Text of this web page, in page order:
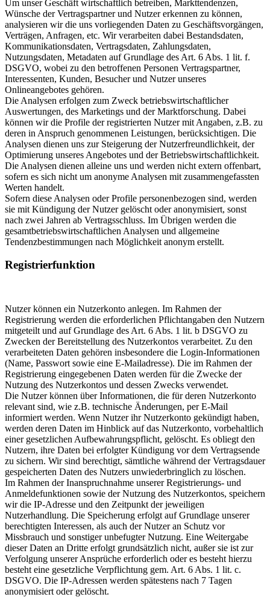
Um unser Geschäft wirtschaftlich betreiben, Markttendenzen,
Wünsche der Vertragspartner und Nutzer erkennen zu können,
analysieren wir die uns vorliegenden Daten zu Geschäftsvorgängen,
Verträgen, Anfragen, etc. Wir verarbeiten dabei Bestandsdaten,
Kommunikationsdaten, Vertragsdaten, Zahlungsdaten,
Nutzungsdaten, Metadaten auf Grundlage des Art. 6 Abs. 1 lit. f.
DSGVO, wobei zu den betroffenen Personen Vertragspartner,
Interessenten, Kunden, Besucher und Nutzer unseres
Onlineangebotes gehören.
Die Analysen erfolgen zum Zweck betriebswirtschaftlicher
Auswertungen, des Marketings und der Marktforschung. Dabei
können wir die Profile der registrierten Nutzer mit Angaben, z.B. zu
deren in Anspruch genommenen Leistungen, berücksichtigen. Die
Analysen dienen uns zur Steigerung der Nutzerfreundlichkeit, der
Optimierung unseres Angebotes und der Betriebswirtschaftlichkeit.
Die Analysen dienen alleine uns und werden nicht extern offenbart,
sofern es sich nicht um anonyme Analysen mit zusammengefassten
Werten handelt.
Sofern diese Analysen oder Profile personenbezogen sind, werden
sie mit Kündigung der Nutzer gelöscht oder anonymisiert, sonst
nach zwei Jahren ab Vertragsschluss. Im Übrigen werden die
gesamtbetriebswirtschaftlichen Analysen und allgemeine
Tendenzbestimmungen nach Möglichkeit anonym erstellt.
Registrierfunktion
Nutzer können ein Nutzerkonto anlegen. Im Rahmen der
Registrierung werden die erforderlichen Pflichtangaben den Nutzern
mitgeteilt und auf Grundlage des Art. 6 Abs. 1 lit. b DSGVO zu
Zwecken der Bereitstellung des Nutzerkontos verarbeitet. Zu den
verarbeiteten Daten gehören insbesondere die Login-Informationen
(Name, Passwort sowie eine E-Mailadresse). Die im Rahmen der
Registrierung eingegebenen Daten werden für die Zwecke der
Nutzung des Nutzerkontos und dessen Zwecks verwendet.
Die Nutzer können über Informationen, die für deren Nutzerkonto
relevant sind, wie z.B. technische Änderungen, per E-Mail
informiert werden. Wenn Nutzer ihr Nutzerkonto gekündigt haben,
werden deren Daten im Hinblick auf das Nutzerkonto, vorbehaltlich
einer gesetzlichen Aufbewahrungspflicht, gelöscht. Es obliegt den
Nutzern, ihre Daten bei erfolgter Kündigung vor dem Vertragsende
zu sichern. Wir sind berechtigt, sämtliche während der Vertragsdauer
gespeicherten Daten des Nutzers unwiederbringlich zu löschen.
Im Rahmen der Inanspruchnahme unserer Registrierungs- und
Anmeldefunktionen sowie der Nutzung des Nutzerkontos, speichern
wir die IP-Adresse und den Zeitpunkt der jeweiligen
Nutzerhandlung. Die Speicherung erfolgt auf Grundlage unserer
berechtigten Interessen, als auch der Nutzer an Schutz vor
Missbrauch und sonstiger unbefugter Nutzung. Eine Weitergabe
dieser Daten an Dritte erfolgt grundsätzlich nicht, außer sie ist zur
Verfolgung unserer Ansprüche erforderlich oder es besteht hierzu
besteht eine gesetzliche Verpflichtung gem. Art. 6 Abs. 1 lit. c.
DSGVO. Die IP-Adressen werden spätestens nach 7 Tagen
anonymisiert oder gelöscht.